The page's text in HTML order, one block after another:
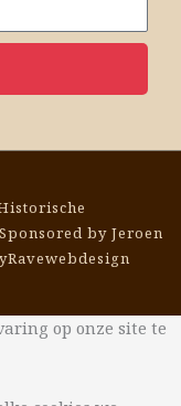
by Jeroen
op onze site te